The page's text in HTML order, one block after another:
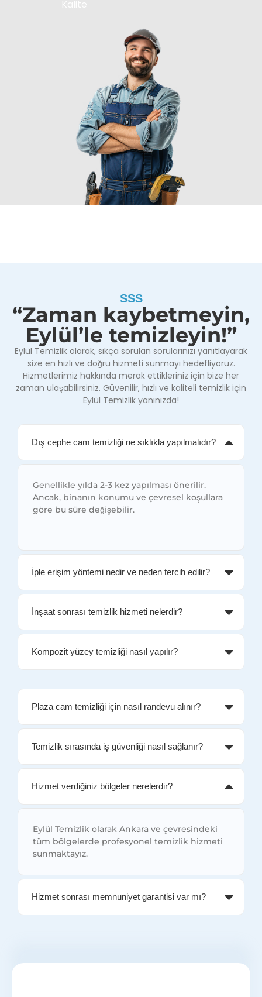
Kalite
SSS
“Zaman kaybetmeyin,
Eylül’le temizleyin!”
Eylül Temizlik olarak, sıkça sorulan sorularınızı yanıtlayarak
size en hızlı ve doğru hizmeti sunmayı hedefliyoruz.
Hizmetlerimiz hakkında merak ettikleriniz için bize her
zaman ulaşabilirsiniz. Güvenilir, hızlı ve kaliteli temizlik için
Eylül Temizlik yanınızda!
Dış cephe cam temizliği ne sıklıkla yapılmalıdır?
Genellikle yılda 2-3 kez yapılması önerilir.
Ancak, binanın konumu ve çevresel koşullara
göre bu süre değişebilir.
İple erişim yöntemi nedir ve neden tercih edilir?
İnşaat sonrası temizlik hizmeti nelerdir?
Kompozit yüzey temizliği nasıl yapılır?
Plaza cam temizliği için nasıl randevu alınır?
Temizlik sırasında iş güvenliği nasıl sağlanır?
Hizmet verdiğiniz bölgeler nerelerdir?
Eylül Temizlik olarak Ankara ve çevresindeki
tüm bölgelerde profesyonel temizlik hizmeti
sunmaktayız.
Hizmet sonrası memnuniyet garantisi var mı?